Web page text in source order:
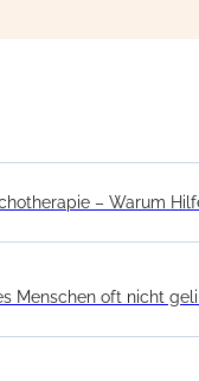
– Warum
Menschen oft nicht